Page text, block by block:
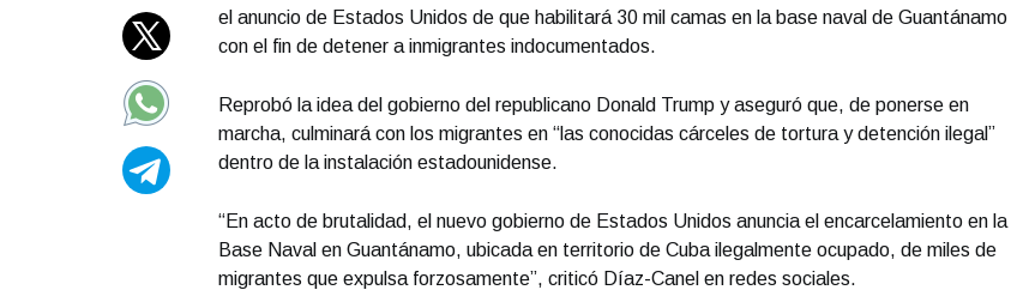
el anuncio de Estados Unidos de que habilitará 30 mil camas en la base naval de Guantánamo
con el fin de detener a inmigrantes indocumentados.
Reprobó la idea del gobierno del republicano Donald Trump y aseguró que, de ponerse en
marcha, culminará con los migrantes en “las conocidas cárceles de tortura y detención ilegal”
dentro de la instalación estadounidense.
“En acto de brutalidad, el nuevo gobierno de Estados Unidos anuncia el encarcelamiento en la
Base Naval en Guantánamo, ubicada en territorio de Cuba ilegalmente ocupado, de miles de
migrantes que expulsa forzosamente”, criticó Díaz-Canel en redes sociales.